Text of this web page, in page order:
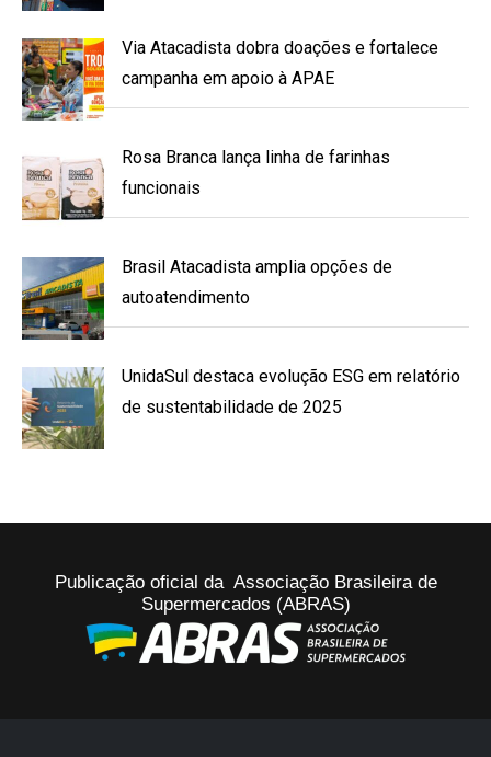
Via Atacadista dobra doações e fortalece
campanha em apoio à APAE
Rosa Branca lança linha de farinhas
funcionais
Brasil Atacadista amplia opções de
autoatendimento
UnidaSul destaca evolução ESG em relatório
de sustentabilidade de 2025
Publicação oficial da Associação Brasileira de
Supermercados (ABRAS)